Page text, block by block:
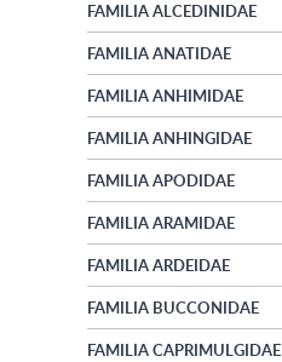
FAMILIA ALCEDINIDAE
FAMILIA ANATIDAE
FAMILIA ANHIMIDAE
FAMILIA ANHINGIDAE
FAMILIA APODIDAE
FAMILIA ARAMIDAE
FAMILIA ARDEIDAE
FAMILIA BUCCONIDAE
FAMILIA CAPRIMULGIDAE